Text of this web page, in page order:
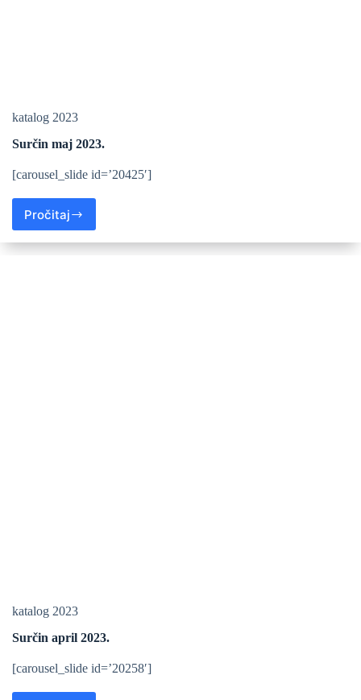
katalog 2023
Surčin maj 2023.
[carousel_slide id=’20425′]
Pročitaj
katalog 2023
Surčin april 2023.
[carousel_slide id=’20258′]